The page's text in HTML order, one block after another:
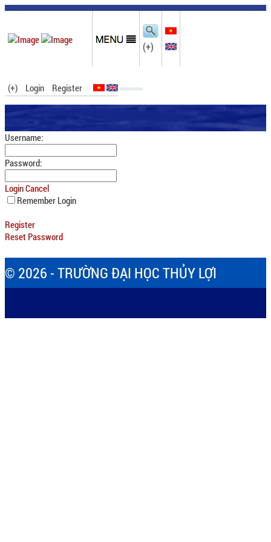
(+)
(+) Login Register
Username:
Password:
LoginCancel
Remember Login
Register
Reset Password
© 2026 - TRƯỜNG ĐẠI HỌC THỦY LỢI